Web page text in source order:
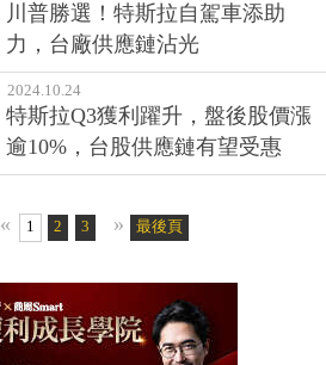
川普勝選！特斯拉自駕車添助
力，台廠供應鏈沾光
2024.10.24
特斯拉Q3獲利躍升，盤後股價漲
逾10%，台股供應鏈有望受惠
« 1 2 3 4 5 6
» 最後頁